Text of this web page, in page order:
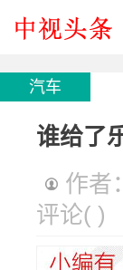
汽车
谁给了
作者
评论( )